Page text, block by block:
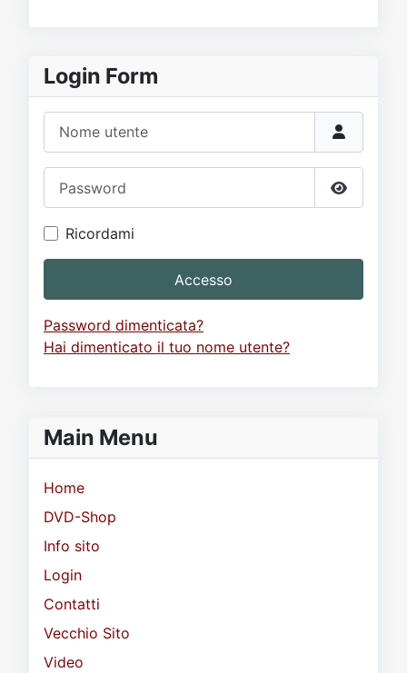
Login Form
Mostra
Ricordami
Accesso
Password dimenticata?
Hai dimenticato il tuo nome utente?
Main Menu
Home
DVD-Shop
Info sito
Login
Contatti
Vecchio Sito
Video